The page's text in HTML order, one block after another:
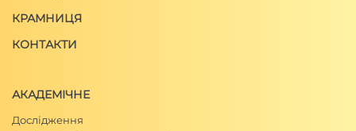
КРАМНИЦЯ
КОНТАКТИ
АКАДЕМІЧНЕ
Дослідження